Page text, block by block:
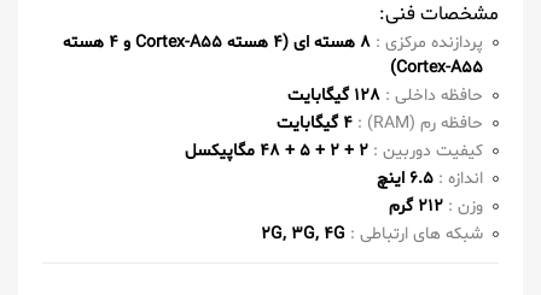
مشخصات فنی:
پردازنده مرکزی :
8 هسته ای (4 هسته Cortex-A55 و 4 هسته
Cortex-A55)
حافظه داخلی : 128 گیگابایت
حافظه رم (RAM) :
4 گیگابایت
کیفیت دوربین : 2 + 2 + 5 + 48 مگاپیکسل
اندازه : 6.5 اینچ
وزن : 212 گرم
شبکه های ارتباطی : 2G, 3G, 4G